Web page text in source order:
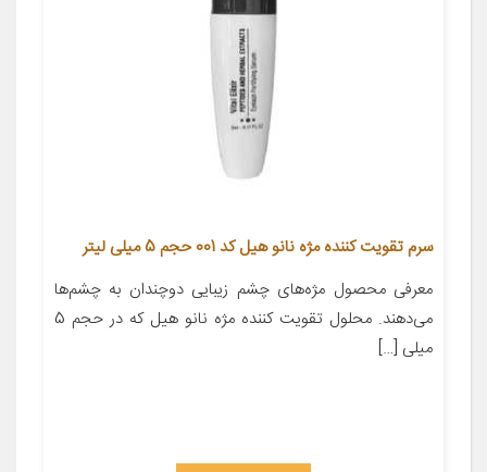
سرم تقویت کننده مژه نانو هیل کد 001 حجم 5 میلی لیتر
معرفی محصول مژه‌های چشم زیبایی دوچندان به چشم‌ها
می‌دهند. محلول تقویت کننده مژه نانو هیل که در حجم 5
میلی […]